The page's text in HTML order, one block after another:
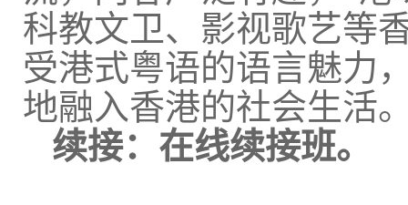
科教文卫、影视歌艺等
受港式粤语的语言魅力
地融入香港的社会生活
续接：在线续接班。